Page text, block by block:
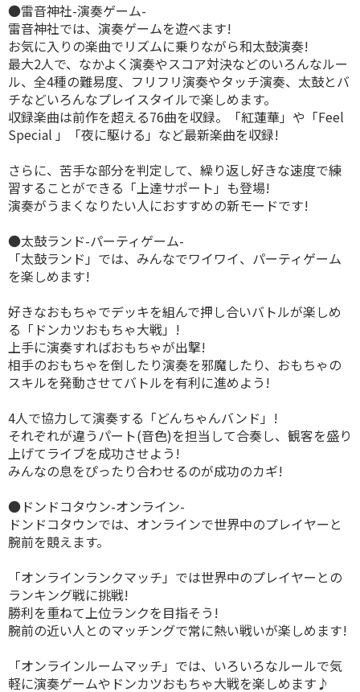
●雷音神社-演奏ゲーム-
雷音神社では、演奏ゲームを遊べます!
お気に入りの楽曲でリズムに乗りながら和太鼓演奏!
最大2人で、なかよく演奏やスコア対決などのいろんなルー
ル、全4種の難易度、フリフリ演奏やタッチ演奏、太鼓とバ
チなどいろんなプレイスタイルで楽しめます。
収録楽曲は前作を超える76曲を収録。「紅蓮華」や「Feel
Special 」「夜に駆ける」など最新楽曲を収録!
さらに、苦手な部分を判定して、繰り返し好きな速度で練
習することができる「上達サポート」も登場!
演奏がうまくなりたい人におすすめの新モードです!
●太鼓ランド-パーティゲーム-
「太鼓ランド」では、みんなでワイワイ、パーティゲーム
を楽しめます!
好きなおもちゃでデッキを組んで押し合いバトルが楽しめ
る「ドンカツおもちゃ大戦」!
上手に演奏すればおもちゃが出撃!
相手のおもちゃを倒したり演奏を邪魔したり、おもちゃの
スキルを発動させてバトルを有利に進めよう!
4人で協力して演奏する「どんちゃんバンド」!
それぞれが違うパート(音色)を担当して合奏し、観客を盛り
上げてライブを成功させよう!
みんなの息をぴったり合わせるのが成功のカギ!
●ドンドコタウン-オンライン-
ドンドコタウンでは、オンラインで世界中のプレイヤーと
腕前を競えます。
「オンラインランクマッチ」では世界中のプレイヤーとの
ランキング戦に挑戦!
勝利を重ねて上位ランクを目指そう!
腕前の近い人とのマッチングで常に熱い戦いが楽しめます!
「オンラインルームマッチ」では、いろいろなルールで気
軽に演奏ゲームやドンカツおもちゃ大戦を楽しめます♪